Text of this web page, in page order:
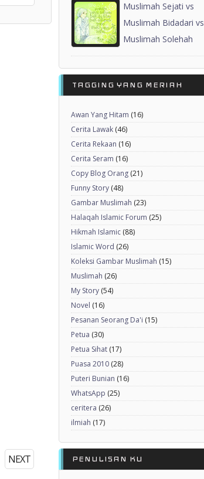
NEXT
Muslimah Sejati vs
Muslimah Bidadari vs
Muslimah Solehah
TAGGING YANG MERIAH
Awan Yang Hitam (16)
Cerita Lawak (46)
Cerita Rekaan (16)
Cerita Seram (16)
Copy Blog Orang (21)
Funny Story (48)
Gambar Muslimah (23)
Halaqah Islamic Forum (25)
Hikmah Islamic (88)
Islamic Word (26)
Koleksi Gambar Muslimah (15)
Muslimah (26)
My Story (54)
Novel (16)
Pesanan Seorang Da'i (15)
Petua (30)
Petua Sihat (17)
Puasa 2010 (28)
Puteri Bunian (16)
WhatsApp (25)
ceritera (26)
ilmiah (17)
PENULISAN KU